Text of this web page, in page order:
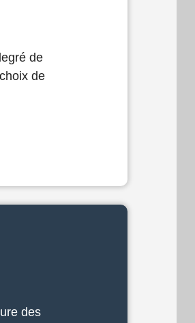
de
de
des